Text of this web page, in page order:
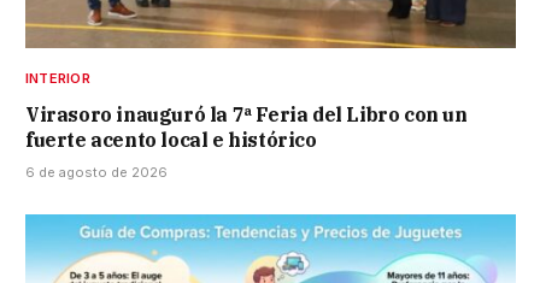
INTERIOR
Virasoro inauguró la 7ª Feria del Libro con un
fuerte acento local e histórico
6 de agosto de 2026